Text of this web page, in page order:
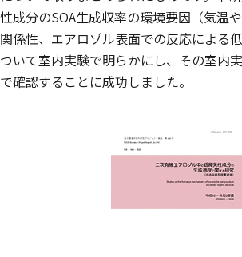
性成分のSOA生成収率の環境要因（気温
関係性、エアロゾル表面での反応による
ついて室内実験で明らかにし、その室内
で確認することに成功しました。